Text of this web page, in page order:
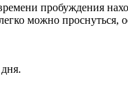
пробуждения
можно проснуться,